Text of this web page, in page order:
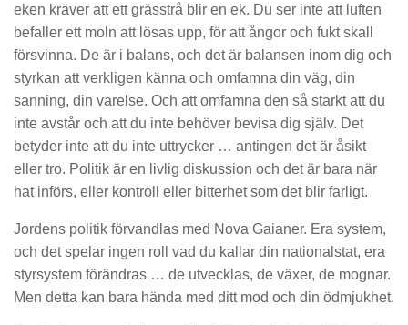
eken kräver att ett grässtrå blir en ek. Du ser inte att luften
befaller ett moln att lösas upp, för att ångor och fukt skall
försvinna. De är i balans, och det är balansen inom dig och
styrkan att verkligen känna och omfamna din väg, din
sanning, din varelse. Och att omfamna den så starkt att du
inte avstår och att du inte behöver bevisa dig själv. Det
betyder inte att du inte uttrycker … antingen det är åsikt
eller tro. Politik är en livlig diskussion och det är bara när
hat införs, eller kontroll eller bitterhet som det blir farligt.
Jordens politik förvandlas med Nova Gaianer. Era system,
och det spelar ingen roll vad du kallar din nationalstat, era
styrsystem förändras … de utvecklas, de växer, de mognar.
Men detta kan bara hända med ditt mod och din ödmjukhet.